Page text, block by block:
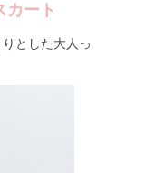
カート
とした大人っ